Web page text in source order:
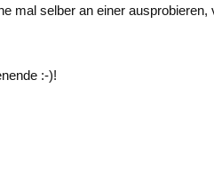
mal selber an einer
:-)!